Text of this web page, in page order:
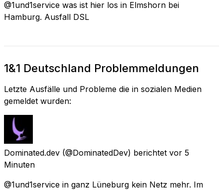
@1und1service was ist hier los in Elmshorn bei
Hamburg. Ausfall DSL
1&1 Deutschland Problemmeldungen
Letzte Ausfälle und Probleme die in sozialen Medien
gemeldet wurden:
Dominated.dev (@DominatedDev) berichtet vor 5
Minuten
@1und1service in ganz Lüneburg kein Netz mehr. Im